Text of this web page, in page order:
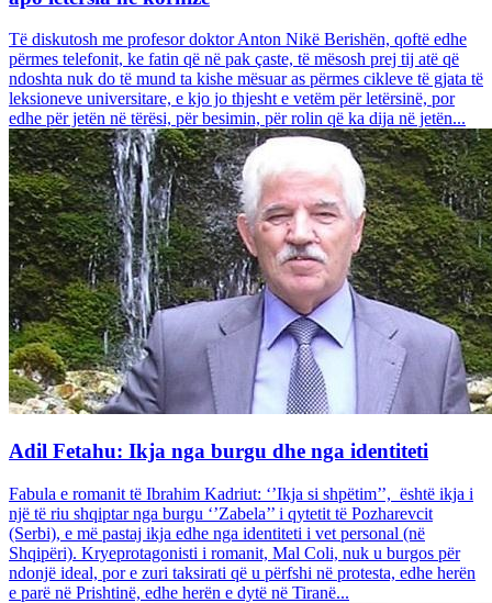
Të diskutosh me profesor doktor Anton Nikë Berishën, qoftë edhe
përmes telefonit, ke fatin që në pak çaste, të mësosh prej tij atë që
ndoshta nuk do të mund ta kishe mësuar as përmes cikleve të gjata të
leksioneve universitare, e kjo jo thjesht e vetëm për letërsinë, por
edhe për jetën në tërësi, për besimin, për rolin që ka dija në jetën...
Adil Fetahu: Ikja nga burgu dhe nga identiteti
Fabula e romanit të Ibrahim Kadriut: ‘’Ikja si shpëtim’’, është ikja i
një të riu shqiptar nga burgu ‘’Zabela’’ i qytetit të Pozharevcit
(Serbi), e më pastaj ikja edhe nga identiteti i vet personal (në
Shqipëri). Kryeprotagonisti i romanit, Mal Coli, nuk u burgos për
ndonjë ideal, por e zuri taksirati që u përfshi në protesta, edhe herën
e parë në Prishtinë, edhe herën e dytë në Tiranë...